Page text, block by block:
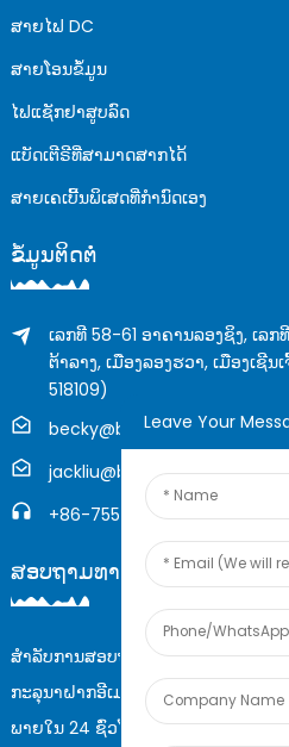
ສາຍໄຟ DC
ສາຍໂອນຂໍ້ມູນ
ໄຟແຊັກຢາສູບລົດ
ແບັດເຕີຣີທີ່ສາມາດສາກໄດ້
ສາຍເຄເບີ້ນພິເສດທີ່ກຳນົດເອງ
ຂໍ້ມູນຕິດຕໍ່
ເລກທີ 58-61 ອາຄານລອງຊິງ, ເ
ຕ້າລາງ, ເມືອງລອງຮວາ, ເມືອງເຊີ
518109)
becky@boyingcable.com
jackliu@boyingcable.com
+86-755-21014277
ສອບຖາມທາງອອນລາຍ
ສຳລັບການສອບຖາມກ່ຽວກັບຜະລິດຕະພັນ
ກະລຸນາຝາກອີເມວຂອງທ່ານໄວ້ໃຫ້ພວກເ
ພາຍໃນ 24 ຊົ່ວໂມງ.
Leave Your